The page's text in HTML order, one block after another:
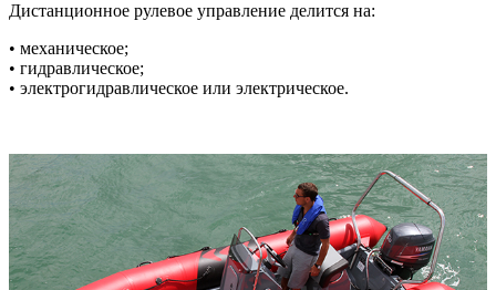
Дистанционное рулевое управление делится на:
• механическое;
• гидравлическое;
• электрогидравлическое или электрическое.